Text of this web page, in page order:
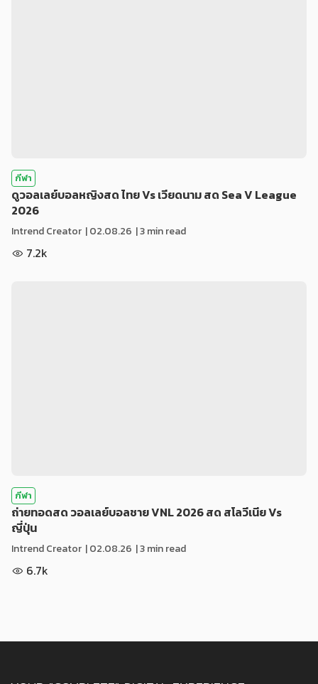
กีฬา
ดูวอลเลย์บอลหญิงสด ไทย Vs เวียดนาม สด Sea V League
2026
Intrend Creator |02.08.26 | 3 min read
7.2k
กีฬา
ถ่ายทอดสด วอลเลย์บอลชาย VNL 2026 สด สโลวีเนีย Vs
ญี่ปุ่น
Intrend Creator |02.08.26 | 3 min read
6.7k